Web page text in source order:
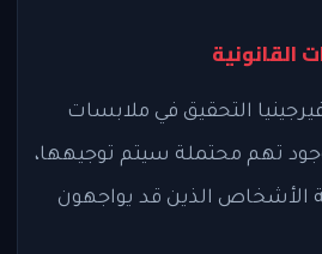
القانونية
التحقيق في ملابسات
تهم محتملة سيتم توجيهها،
الذين قد يواجهون